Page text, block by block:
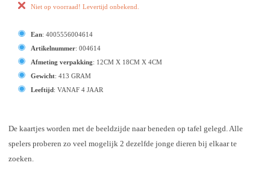
Niet op voorraad! Levertijd onbekend.
Ean: 4005556004614
Artikelnummer: 004614
Afmeting verpakking: 12CM X 18CM X 4CM
Gewicht: 413 GRAM
Leeftijd: VANAF 4 JAAR
De kaartjes worden met de beeldzijde naar beneden op tafel gelegd. Alle
spelers proberen zo veel mogelijk 2 dezelfde jonge dieren bij elkaar te
zoeken.